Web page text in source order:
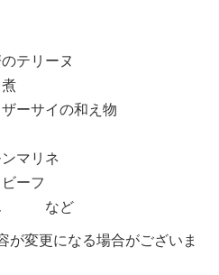
テリーヌ
ーサイの和え物
マリネ
ーフ
ん など
が変更になる場合がございま